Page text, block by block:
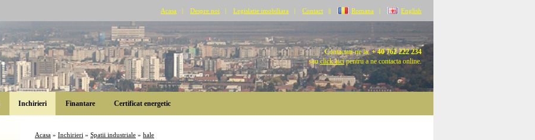
Acasa | Despre noi | Legislatie imobiliara | Contact || Romana | English
Contactati-ne la:+ 40 762 222 234
sauclick aicipentru a ne contacta online.
Inchirieri Finantare Certificat energetic
Acasa » Inchirieri » Spatii industriale » hale